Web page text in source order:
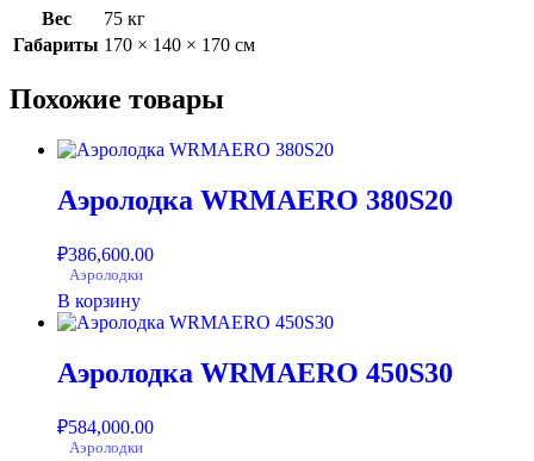
Вес
75 кг
Габариты 170 × 140 × 170 см
Похожие товары
Аэролодка WRMAERO 380S20
₽386,600.00
Аэролодки
В корзину
Аэролодка WRMAERO 450S30
₽584,000.00
Аэролодки